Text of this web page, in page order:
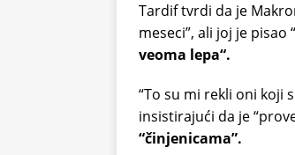
Tardif tvrdi da je
meseci”, ali joj je pisao “
veoma lepa“.
“To su mi rekli oni koji
insistirajući da je
“činjenicama”.